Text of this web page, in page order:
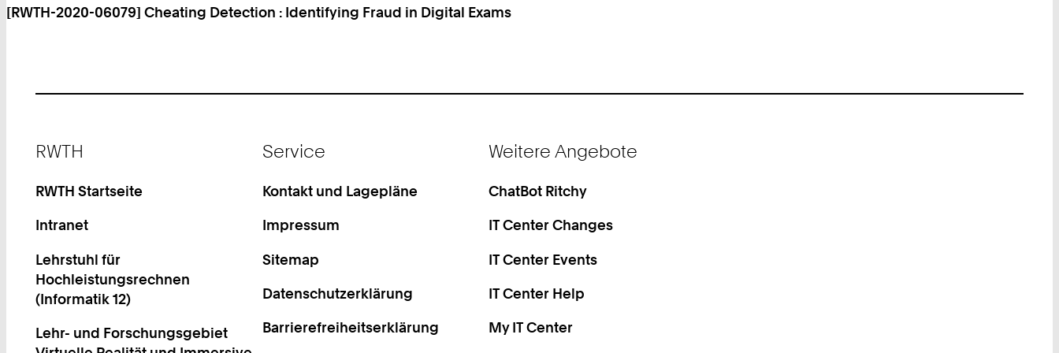
[RWTH-2020-06079] Cheating Detection : Identifying Fraud in Digital Exams
RWTH
RWTH Startseite
Intranet
Lehrstuhl für
Hochleistungsrechnen
(Informatik 12)
Lehr- und Forschungsgebiet
Service
Kontakt und Lagepläne
Impressum
Sitemap
Datenschutzerklärung
Barrierefreiheitserklärung
Weitere Angebote
ChatBot Ritchy
IT Center Changes
IT Center Events
IT Center Help
My IT Center